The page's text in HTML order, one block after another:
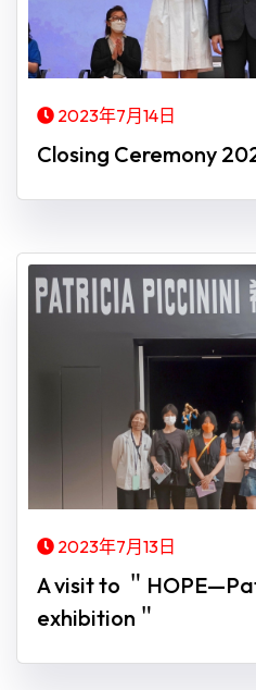
2023年7月14日
Closing Ceremony
2023年7月13日
A visit to ＂
exhibition＂